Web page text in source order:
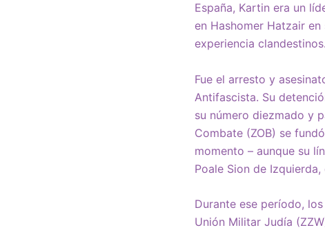
España, Kartin era un
en Hashomer Hatzair
experiencia clandestinos.
Fue el arresto y
Antifascista. Su
su número diezmado y
Combate (ZOB) se
momento – aunque su
Poale Sion de
Durante ese período,
Unión Militar Judía